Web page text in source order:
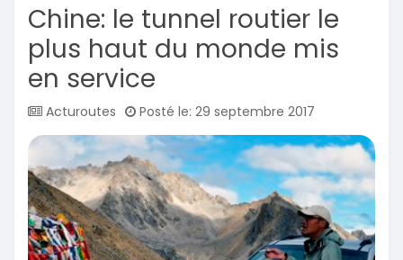
Chine: le tunnel routier le
plus haut du monde mis
en service
Acturoutes Posté le: 29 septembre 2017